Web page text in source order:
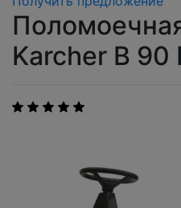
Karcher B 90